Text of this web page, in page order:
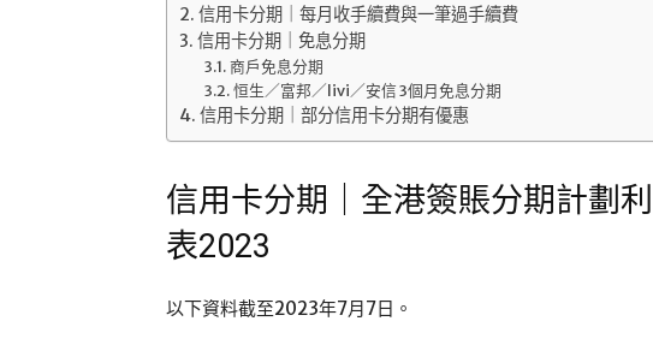
信用卡分期｜每月收手續費與一筆過手續費
信用卡分期｜免息分期
商戶免息分期
恒生／富邦／livi／安信 3個月免息分期
信用卡分期｜部分信用卡分期有優惠
信用卡分期｜全港簽賬分期計劃
表2023
以下資料截至2023年7月7日。